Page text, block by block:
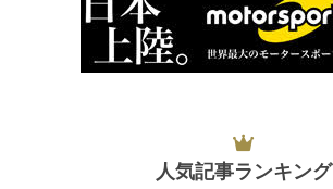
人気記事ランキング